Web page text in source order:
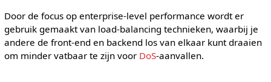
Door de focus op enterprise-level performance wordt er
gebruik gemaakt van load-balancing technieken, waarbij je
andere de front-end en backend los van elkaar kunt draaien
om minder vatbaar te zijn voor DoS-aanvallen.